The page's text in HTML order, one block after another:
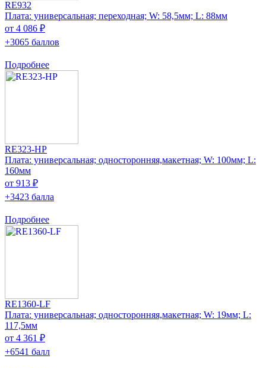
RE932
Плата: универсальная; переходная; W: 58,5мм; L: 88мм
от 4 086 ₽
+3065 баллов
Подробнее
RE323-HP
Плата: универсальная; односторонняя,макетная; W: 100мм; L:
160мм
от 913 ₽
+3423 балла
Подробнее
RE1360-LF
Плата: универсальная; односторонняя,макетная; W: 19мм; L:
117,5мм
от 4 361 ₽
+6541 балл